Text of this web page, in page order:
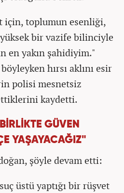
için, toplumun esenliği,
bir vazife bilinciyle
en yakın şahidiyim."
hırsı aklını esir
polisi mesnetsiz
kaydetti.
GÜVEN
YAŞAYACAĞIZ"
şöyle devam etti:
üstü yaptığı bir rüşvet